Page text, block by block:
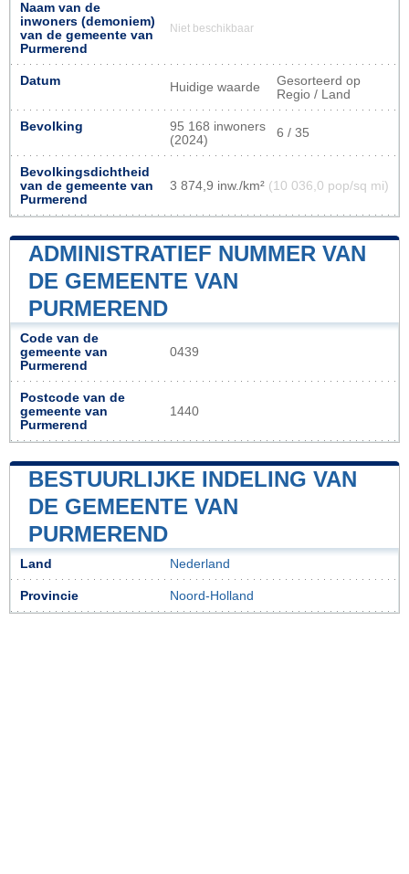
Naam van de
inwoners (demoniem)
van de gemeente van
Purmerend
Niet beschikbaar
Datum Huidige waarde
Gesorteerd op
Regio / Land
Bevolking
95 168 inwoners
(2024)
6 / 35
Bevolkingsdichtheid
van de gemeente van
Purmerend
3 874,9 inw./km² (10 036,0 pop/sq mi)
ADMINISTRATIEF NUMMER VAN
DE GEMEENTE VAN
PURMEREND
Code van de
gemeente van
Purmerend
0439
Postcode van de
gemeente van
Purmerend
1440
BESTUURLIJKE INDELING VAN
DE GEMEENTE VAN
PURMEREND
Land Nederland
Provincie Noord-Holland